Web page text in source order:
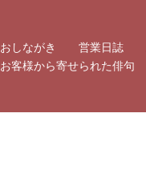
おしながき 営業日誌
お客様から寄せられた俳句